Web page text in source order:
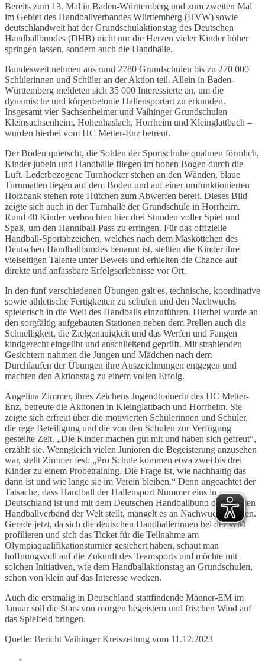
Bereits zum 13. Mal in Baden-Württemberg und zum zweiten Mal
im Gebiet des Handballverbandes Württemberg (HVW) sowie
deutschlandweit hat der Grundschulaktionstag des Deutschen
Handballbundes (DHB) nicht nur die Herzen vieler Kinder höher
springen lassen, sondern auch die Handbälle.
Bundesweit nehmen aus rund 2780 Grundschulen bis zu 270 000
Schülerinnen und Schüler an der Aktion teil. Allein in Baden-
Württemberg meldeten sich 35 000 Interessierte an, um die
dynamische und körperbetonte Hallensportart zu erkunden.
Insgesamt vier Sachsenheimer und Vaihinger Grundschulen –
Kleinsachsenheim, Hohenhaslach, Horrheim und Kleinglattbach –
wurden hierbei vom HC Metter-Enz betreut.
Der Boden quietscht, die Sohlen der Sportschuhe qualmen förmlich,
Kinder jubeln und Handbälle fliegen im hohen Bogen durch die
Luft. Lederbezogene Turnhöcker stehen an den Wänden, blaue
Turnmatten liegen auf dem Boden und auf einer umfunktionierten
Holzbank stehen rote Hütchen zum Abwerfen bereit. Dieses Bild
zeigte sich auch in der Turnhalle der Grundschule in Horrheim.
Rund 40 Kinder verbrachten hier drei Stunden voller Spiel und
Spaß, um den Hanniball-Pass zu erringen. Für das offizielle
Handball-Sportabzeichen, welches nach dem Maskottchen des
Deutschen Handballbundes benannt ist, stellten die Kinder ihre
vielseitigen Talente unter Beweis und erhielten die Chance auf
direkte und anfassbare Erfolgserlebnisse vor Ort.
In den fünf verschiedenen Übungen galt es, technische, koordinative
sowie athletische Fertigkeiten zu schulen und den Nachwuchs
spielerisch in die Welt des Handballs einzuführen. Hierbei wurde an
den sorgfältig aufgebauten Stationen neben dem Prellen auch die
Schnelligkeit, die Zielgenauigkeit und das Werfen und Fangen
kindgerecht eingeübt und anschließend geprüft. Mit strahlenden
Gesichtern nahmen die Jungen und Mädchen nach dem
Durchlaufen der Übungen ihre Auszeichnungen entgegen und
machten den Aktionstag zu einem vollen Erfolg.
Angelina Zimmer, ihres Zeichens Jugendtrainerin des HC Metter-
Enz, betreute die Aktionen in Kleinglattbach und Horrheim. Sie
zeigte sich erfreut über die motivierten Schülerinnen und Schüler,
die rege Beteiligung und die von den Schulen zur Verfügung
gestellte Zeit. „Die Kinder machen gut mit und haben sich gefreut“,
erzählt sie. Wenngleich vielen Junioren die Begeisterung anzusehen
war, stellt Zimmer fest: „Pro Schule kommen etwa zwei bis drei
Kinder zu einem Probetraining. Die Frage ist, wie nachhaltig das
dann ist und wie lange sie im Verein bleiben.“ Denn ungeachtet der
Tatsache, dass Handball der Hallensport Nummer eins in
Deutschland ist und mit dem Deutschen Handballbund den größten
Handballverband der Welt stellt, mangelt es an Nachwuchstalenten.
Gerade jetzt, da sich die deutschen Handballerinnen bei der WM
profilieren und sich das Ticket für die Teilnahme am
Olympiaqualifikationsturnier gesichert haben, schaut man
hoffnungsvoll auf die Zukunft des Teamsports und möchte mit
solchen Initiativen, wie dem Handballaktionstag an Grundschulen,
schon von klein auf das Interesse wecken.
Auch die erstmalig in Deutschland stattfindende Männer-EM im
Januar soll die Stars von morgen begeistern und frischen Wind auf
das Spielfeld bringen.
Quelle: Bericht Vaihinger Kreiszeitung vom 11.12.2023